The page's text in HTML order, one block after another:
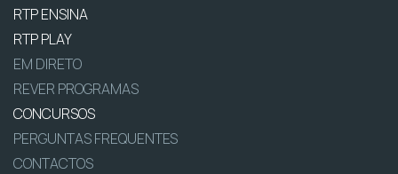
RTP ENSINA
RTP PLAY
EM DIRETO
REVER PROGRAMAS
CONCURSOS
PERGUNTAS FREQUENTES
CONTACTOS